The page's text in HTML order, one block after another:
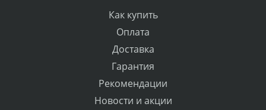
Как купить
Оплата
Доставка
Гарантия
Рекомендации
Новости и акции